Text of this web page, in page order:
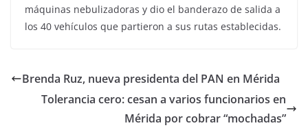
máquinas nebulizadoras y dio el banderazo de salida a
los 40 vehículos que partieron a sus rutas establecidas.
Brenda Ruz, nueva presidenta del PAN en Mérida
Tolerancia cero: cesan a varios funcionarios en
Mérida por cobrar “mochadas”